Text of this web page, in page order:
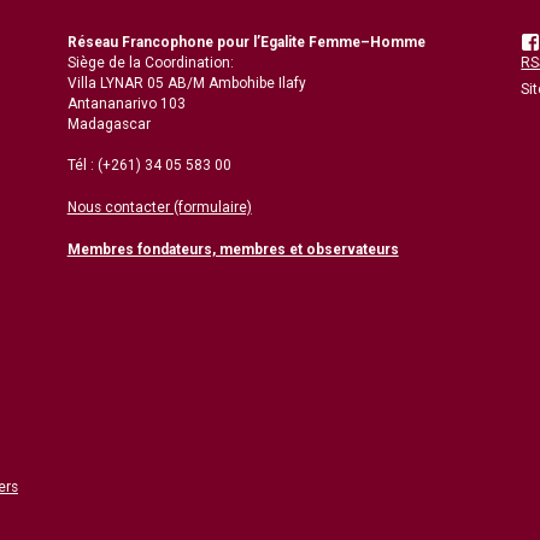
Réseau Francophone pour l’Egalite Femme–Homme
Siège de la Coordination:
Villa LYNAR 05 AB/M Ambohibe Ilafy
Antananarivo 103
Madagascar
Tél : (+261) 34 05 583 00
Nous contacter (formulaire)
Membres fondateurs, membres et observateurs